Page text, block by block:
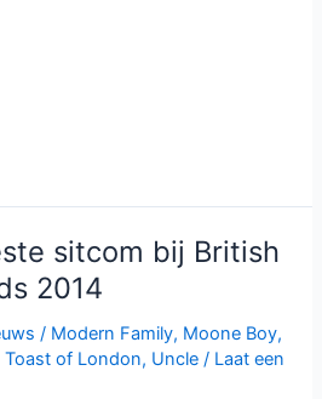
sitcom bij British
2014
/ Modern Family, Moone Boy,
Toast of London, Uncle / Laat een